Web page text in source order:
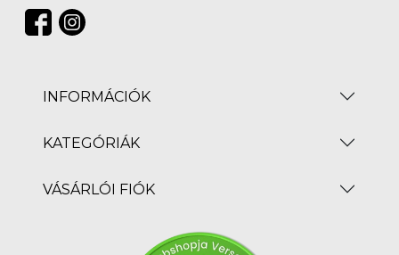
INFORMÁCIÓK
KATEGÓRIÁK
VÁSÁRLÓI FIÓK